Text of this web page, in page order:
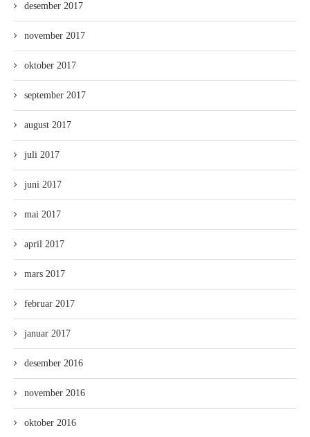
desember 2017
november 2017
oktober 2017
september 2017
august 2017
juli 2017
juni 2017
mai 2017
april 2017
mars 2017
februar 2017
januar 2017
desember 2016
november 2016
oktober 2016